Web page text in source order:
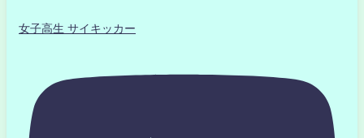
女子高生 サイキッカー